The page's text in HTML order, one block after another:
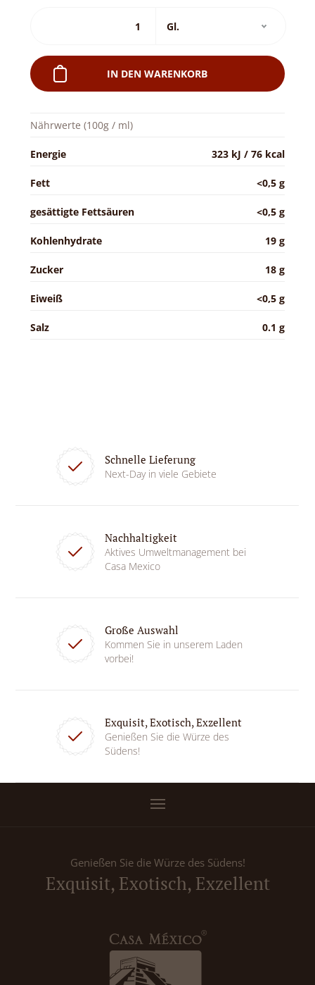
IN DEN WARENKORB
Nährwerte (100g / ml)
Energie 323 kJ / 76 kcal
Fett <0,5 g
gesättigte Fettsäuren <0,5 g
Kohlenhydrate 19 g
Zucker 18 g
Eiweiß <0,5 g
Salz 0.1 g
Schnelle Lieferung
Next-Day in viele Gebiete
Nachhaltigkeit
Aktives Umweltmanagement bei
Casa Mexico
Große Auswahl
Kommen Sie in unserem Laden
vorbei!
Exquisit, Exotisch, Exzellent
Genießen Sie die Würze des
Südens!
Genießen Sie die Würze des Südens!
Exquisit, Exotisch, Exzellent